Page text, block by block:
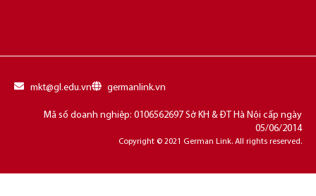
mkt@gl.edu.vn germanlink.vn
Mã số doanh nghiệp: 0106562697 Sở KH & ĐT Hà Nội cấp ngày
05/06/2014
Copyright © 2021 German Link. All rights reserved.